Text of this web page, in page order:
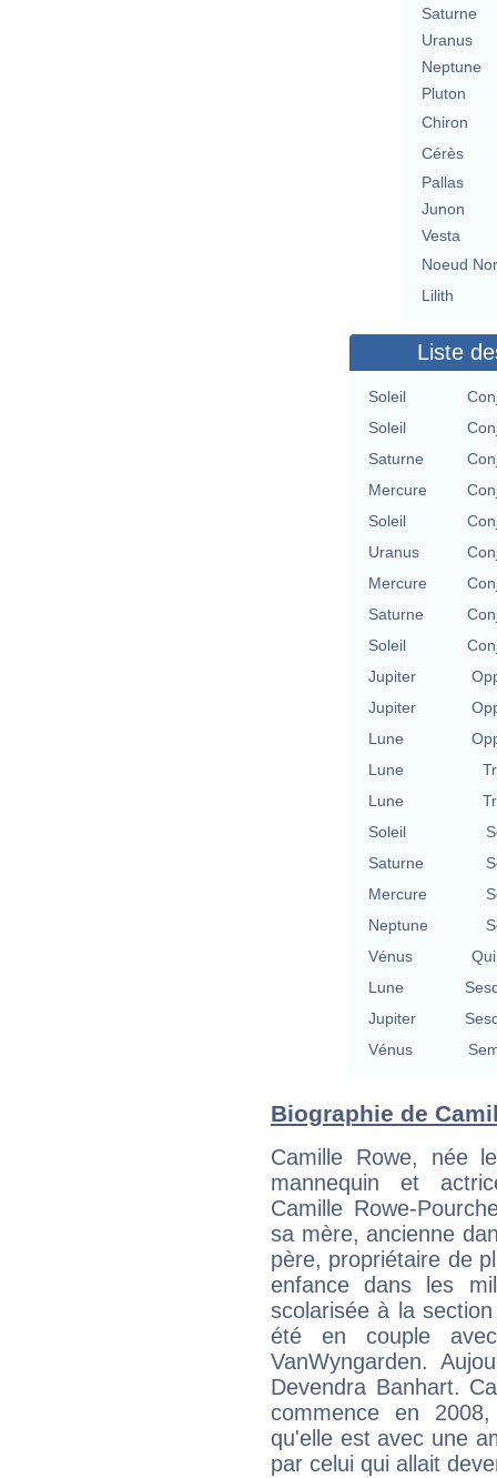
Saturne
Uranus
Neptune
Pluton
Chiron
Cérès
Pallas
Junon
Vesta
Noeud
Lilith
Liste
Soleil
Soleil
Saturne
Mercure
Soleil
Uranus
Mercure
Saturne
Soleil
Jupiter
Jupiter
Lune
Lune
Lune
Soleil
Saturne
Mercure
Neptune
Vénus
Lune
Jupiter
Vénus
Biographie de
Camille Rowe, née
mannequin et
Camille Rowe-
sa mère, ancienne
père, propriétaire de
enfance dans les
scolarisée à la
été en couple
VanWyngarden.
Devendra Banhart.
commence en
qu'elle est avec une
par celui qui allait